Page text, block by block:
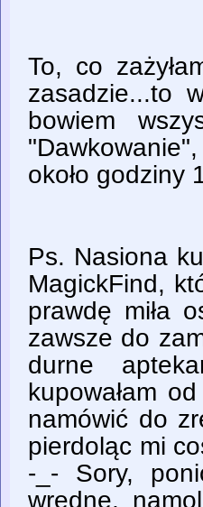
To, co
zasadzie...to
bowiem
około godziny
Ps. Nasiona
MagickFind,
prawdę miła
zawsze do
durne
kupowałam
namówić do
pierdoląc mi
-_- Sory,
wredne,